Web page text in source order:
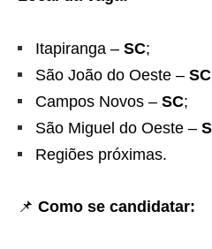
Itapiranga – SC;
São João do Oeste – SC
Campos Novos – SC;
São Miguel do Oeste –
Regiões próximas.
📌 Como se candidatar: